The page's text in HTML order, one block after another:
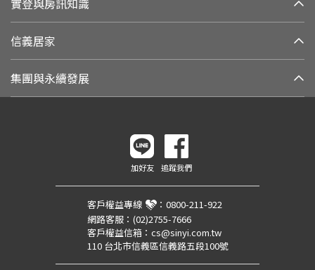
實登與房訊知識
信義居家
集團與永續發展
加好友 追蹤我們
客戶權益專線 ： 0800-211-922
網路客服： (02)2755-7666
客戶權益信箱： cs@sinyi.com.tw
110 台北市信義區信義路五段100號